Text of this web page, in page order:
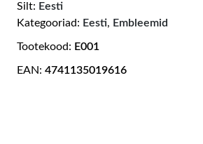
EAN: 4741135019616
Tootekood: E001
Kategooriad: Eesti, Embleemid
Silt: Eesti